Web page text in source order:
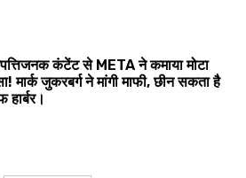
कंटेंट से META ने कमाया मोटा
मार्क जुकरबर्ग ने मांगी माफी, छीन सकता है
हार्बर।